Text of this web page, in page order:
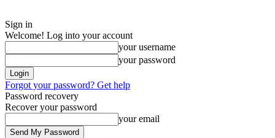
Sign in
Welcome! Log into your account
your username
your password
Forgot your password? Get help
Password recovery
Recover your password
your email